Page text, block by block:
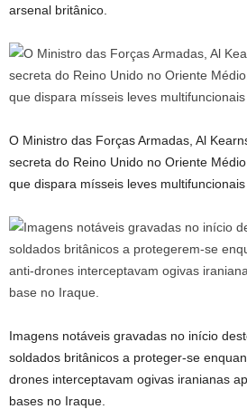
arsenal britânico.
O Ministro das Forças Armadas, Al
secreta do Reino Unido no Oriente
que dispara mísseis leves
Imagens notáveis ​​gravadas no início
soldados britânicos a proteger-se
drones interceptavam ogivas iranianas
bases no Iraque.